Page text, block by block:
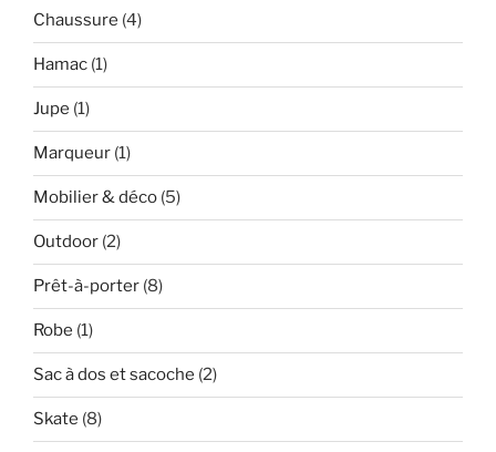
Chaussure (4)
Hamac (1)
Jupe (1)
Marqueur (1)
Mobilier & déco (5)
Outdoor (2)
Prêt-à-porter (8)
Robe (1)
Sac à dos et sacoche (2)
Skate (8)